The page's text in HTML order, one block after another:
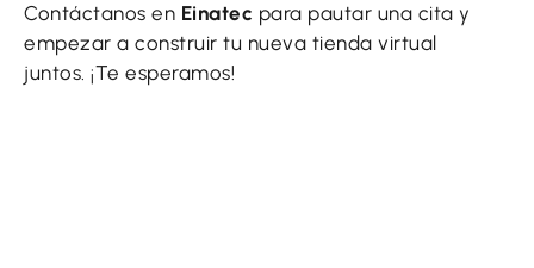
Contáctanos en Einatec para pautar una cita y
empezar a construir tu nueva tienda virtual
juntos. ¡Te esperamos!